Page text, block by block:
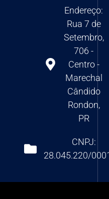
Endereço:
Rua 7 de
Setembro,
706 -
Centro -
Marechal
Cândido
Rondon,
PR
CNPJ:
28.045.220/